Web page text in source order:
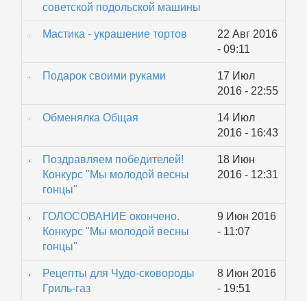
советской подольской машины
Мастика - украшение тортов
22 Авг 2016
- 09:11
Подарок своими руками
17 Июл
2016 - 22:55
Обменялка Общая
14 Июл
2016 - 16:43
Поздравляем победителей!
Конкурс "Мы молодой весны
гонцы"
18 Июн
2016 - 12:31
ГОЛОСОВАНИЕ окончено.
Конкурс "Мы молодой весны
гонцы"
9 Июн 2016
- 11:07
Рецепты для Чудо-сковороды
Гриль-газ
8 Июн 2016
- 19:51